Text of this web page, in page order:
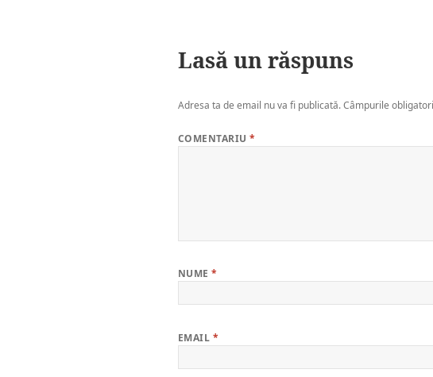
Lasă un răspuns
Adresa ta de email nu va fi publicată.Câmpurile
COMENTARIU*
NUME*
EMAIL *